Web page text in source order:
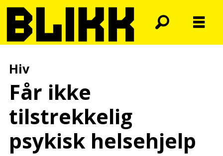
Hiv
Får ikke
tilstrekkelig
psykisk helsehjelp